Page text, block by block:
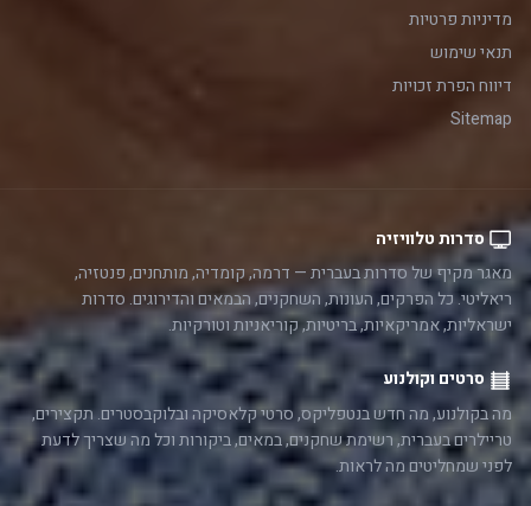
מדיניות פרטיות
תנאי שימוש
דיווח הפרת זכויות
Sitemap
סדרות טלוויזיה
מאגר מקיף של סדרות בעברית — דרמה, קומדיה, מותחנים, פנטזיה,
ריאליטי. כל הפרקים, העונות, השחקנים, הבמאים והדירוגים. סדרות
ישראליות, אמריקאיות, בריטיות, קוריאניות וטורקיות.
סרטים וקולנוע
מה בקולנוע, מה חדש בנטפליקס, סרטי קלאסיקה ובלוקבסטרים. תקצירים,
טריילרים בעברית, רשימת שחקנים, במאים, ביקורות וכל מה שצריך לדעת
לפני שמחליטים מה לראות.